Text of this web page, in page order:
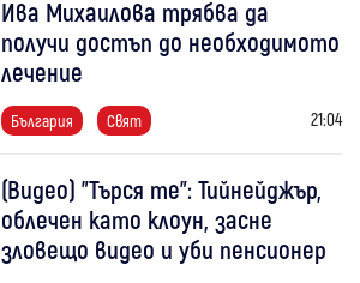
Ива Михаилова трябва да
получи достъп до необходимото
лечение
България Свят 21:04
(Видео) "Търся те": Тийнейджър,
облечен като клоун, засне
зловещо видео и уби пенсионер